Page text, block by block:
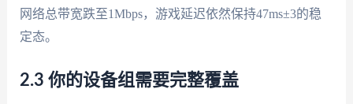
网络总带宽跌至1Mbps，游戏延迟依然保持47ms±3的稳
定态。
2.3 你的设备组需要完整覆盖